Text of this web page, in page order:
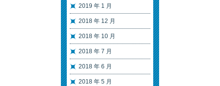
2019 年 1 月
2018 年 12 月
2018 年 10 月
2018 年 7 月
2018 年 6 月
2018 年 5 月